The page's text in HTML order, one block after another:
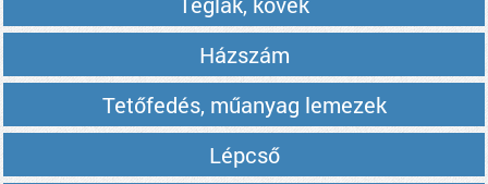
Házszám
Tetőfedés, műanyag lemezek
Lépcső